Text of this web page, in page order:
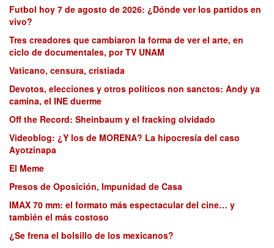
Futbol hoy 7 de agosto de 2026: ¿Dónde ver los partidos en
vivo?
Tres creadores que cambiaron la forma de ver el arte, en
ciclo de documentales, por TV UNAM
Vaticano, censura, cristiada
Devotos, elecciones y otros políticos non sanctos: Andy ya
camina, el INE duerme
Off the Record: Sheinbaum y el fracking olvidado
Videoblog: ¿Y los de MORENA? La hipocresía del caso
Ayotzinapa
El Meme
Presos de Oposición, Impunidad de Casa
IMAX 70 mm: el formato más espectacular del cine… y
también el más costoso
¿Se frena el bolsillo de los mexicanos?